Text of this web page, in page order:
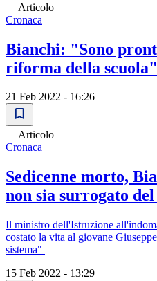
Articolo
Cronaca
Bianchi: "Sono
riforma della scuola"
21 Feb 2022 - 16:26
Articolo
Cronaca
Sedicenne morto,
non sia surrogato
Il ministro dell'Istruzione
costato la vita al giovane
sistema"
15 Feb 2022 - 13:29